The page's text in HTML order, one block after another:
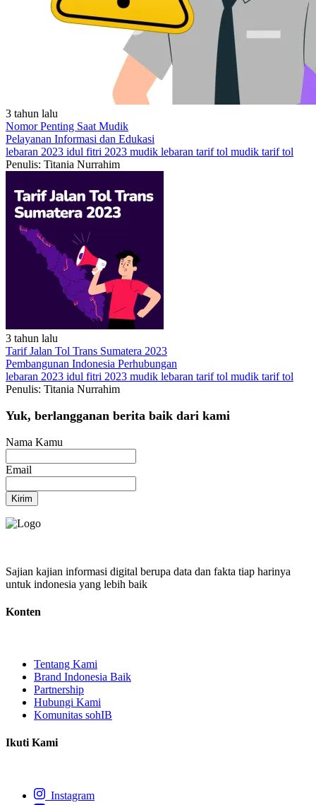
3 tahun lalu
Nomor Penting Saat Mudik
Pelayanan Informasi dan Edukasi
lebaran 2023 idul fitri 2023 mudik lebaran tarif tol mudik tarif tol
Penulis: Titania Nurrahim
3 tahun lalu
Tarif Jalan Tol Trans Sumatera 2023
Pembangunan Indonesia Perhubungan
lebaran 2023 idul fitri 2023 mudik lebaran tarif tol mudik tarif tol
Penulis: Titania Nurrahim
Yuk, berlangganan berita baik dari kami
Nama Kamu
Email
Kirim
Sajian kajian informasi digital berupa data dan fakta tiap harinya
untuk indonesia yang lebih baik
Konten
Tentang Kami
Brand Indonesia Baik
Partnership
Hubungi Kami
Komunitas sohIB
Ikuti Kami
Instagram